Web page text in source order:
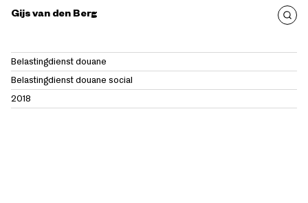
Gijs van den Berg
Belastingdienst douane
Belastingdienst douane social
2018